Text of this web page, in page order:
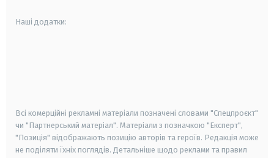
Наші додатки:
Всі комерційні рекламні матеріали позначені словами "Спецпроєкт"
чи "Партнерський матеріал". Матеріали з позначкою "Експерт",
"Позиція" відображають позицію авторів та героїв. Редакція може
не поділяти їхніх поглядів. Детальніше щодо реклами та правил